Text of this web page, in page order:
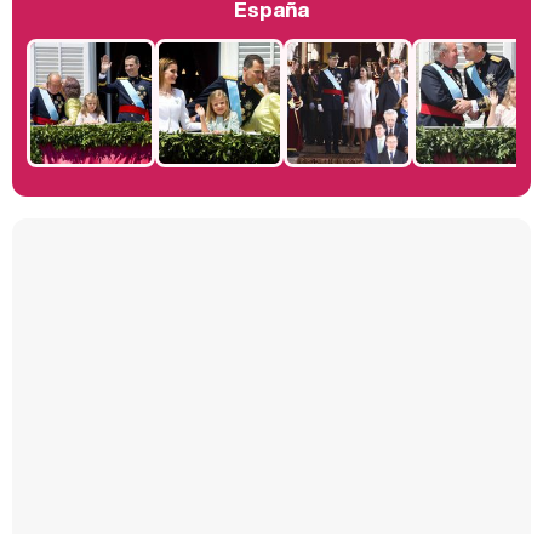
Manu Baqueiro: "Tuve como referente a Bruce Willis en 'Luz de Luna' para mi trabajo en la serie 'Perdiendo el juicio'"
España